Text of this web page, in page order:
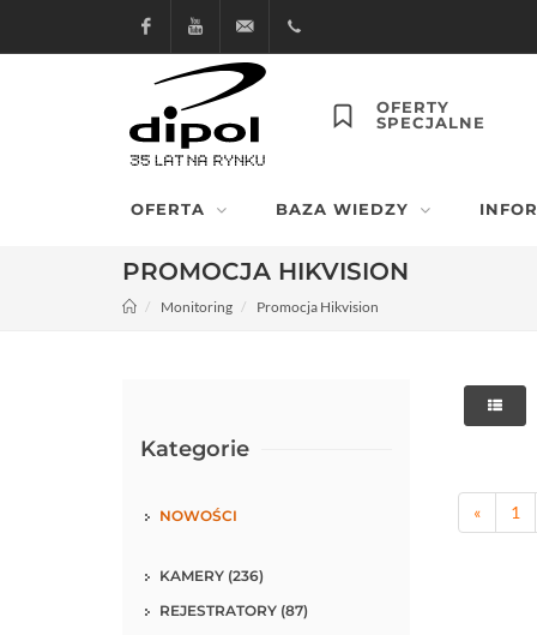
FacebookYoutube dipol@dipol.com.pl
OFERTY
SPECJALNE
OFERTA BAZA WIEDZY
PROMOCJA HIKVISION
Monitoring Promocja Hikvision
Kategorie
NOWOŚCI
KAMERY (236)
REJESTRATORY (87)
« 1